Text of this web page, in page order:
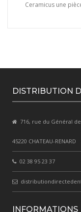
Ceramicus une
DISTRIBUTION
716, rue du Général
45220 CHATEAU-RENARD
02 38 95 23 37
INFORMATIONS